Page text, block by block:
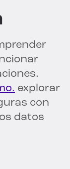
explorar
con
datos